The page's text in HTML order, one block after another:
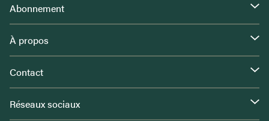
Abonnement
À propos
Contact
Réseaux sociaux